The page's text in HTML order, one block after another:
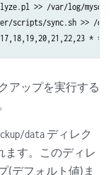
>> /var/log/
sync.sh >> /opt/
アップを実行する
data ディレク
ます。このディレ
(デフォルト値)ま